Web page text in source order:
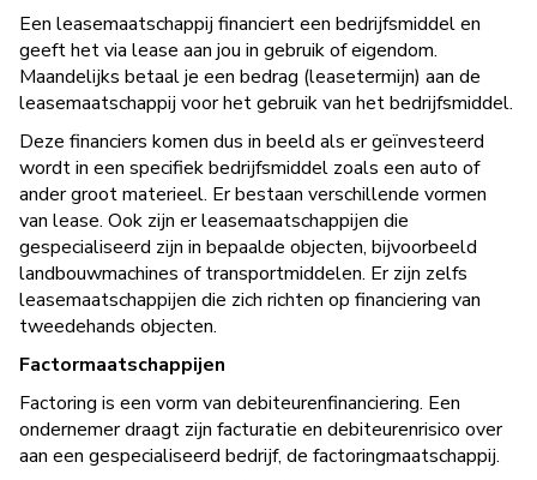
Een leasemaatschappij financiert een bedrijfsmiddel en
geeft het via lease aan jou in gebruik of eigendom.
Maandelijks betaal je een bedrag (leasetermijn) aan de
leasemaatschappij voor het gebruik van het bedrijfsmiddel.
Deze financiers komen dus in beeld als er geïnvesteerd
wordt in een specifiek bedrijfsmiddel zoals een auto of
ander groot materieel. Er bestaan verschillende vormen
van lease. Ook zijn er leasemaatschappijen die
gespecialiseerd zijn in bepaalde objecten, bijvoorbeeld
landbouwmachines of transportmiddelen. Er zijn zelfs
leasemaatschappijen die zich richten op financiering van
tweedehands objecten.
Factormaatschappijen
Factoring is een vorm van debiteurenfinanciering. Een
ondernemer draagt zijn facturatie en debiteurenrisico over
aan een gespecialiseerd bedrijf, de factoringmaatschappij.